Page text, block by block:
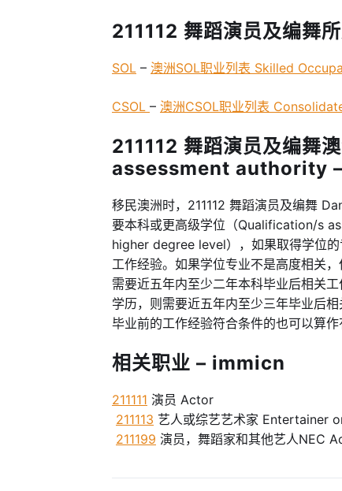
211112 舞蹈演员及编舞
SOL – 澳洲SOL职业列表 Skilled
CSOL – 澳洲CSOL职业列表
211112 舞蹈演员及编舞
assessment authority
移民澳洲时，211112 舞蹈演员及编舞
要本科或更高级学位（Qualification/s
higher degree level），如果取得学位
工作经验。如果学位专业不是高度相关
需要近五年内至少二年本科毕业后相关
学历，则需要近五年内至少三年毕业后
毕业前的工作经验符合条件的也可以算作
相关职业 – immicn
211111 演员 Actor
211113 艺人或综艺艺术家 Entertainer
211199 演员，舞蹈家和其他艺人NEC